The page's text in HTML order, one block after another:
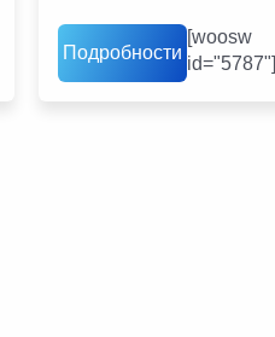
Подробности
[woosw
id="5787"]